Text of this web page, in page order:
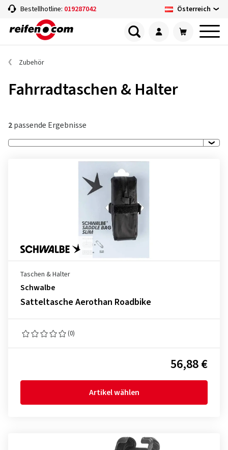
Bestellhotline: 019287042 Österreich
Zubehör
Fahrradtaschen & Halter
2passende Ergebnisse
Taschen & Halter
Schwalbe
Satteltasche Aerothan Roadbike
(0)
56,88 €
Artikel wählen